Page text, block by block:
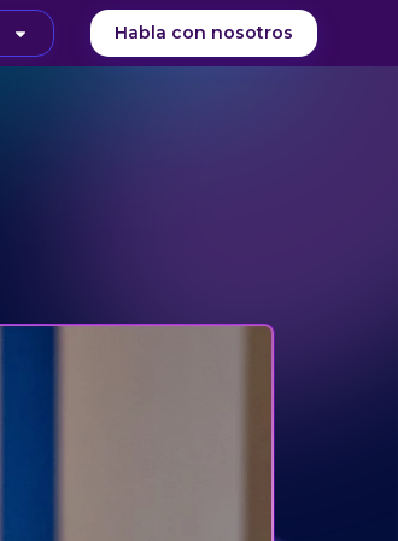
Habla con nosotros